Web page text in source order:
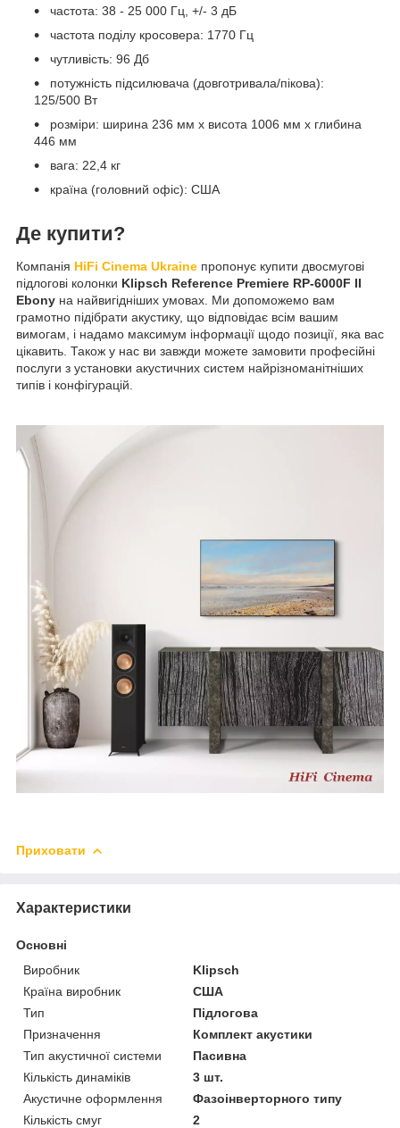
частота: 38 - 25 000 Гц, +/- 3 дБ
частота поділу кросовера: 1770 Гц
чутливість: 96 Дб
потужність підсилювача (довготривала/пікова):
125/500 Вт
розміри: ширина 236 мм х висота 1006 мм х глибина
446 мм
вага: 22,4 кг
країна (головний офіс): США
Де купити?
Компанія HiFi Cinema Ukraine пропонує купити двосмугові
підлогові колонки Klipsch Reference Premiere RP-6000F II
Ebony на найвигідніших умовах. Ми допоможемо вам
грамотно підібрати акустику, що відповідає всім вашим
вимогам, і надамо максимум інформації щодо позиції, яка вас
цікавить. Також у нас ви завжди можете замовити професійні
послуги з установки акустичних систем найрізноманітніших
типів і конфігурацій.
Приховати
Характеристики
Основні
Виробник
Klipsch
Країна виробник
США
Тип
Підлогова
Призначення
Комплект акустики
Тип акустичної системи
Пасивна
Кількість динаміків
3 шт.
Акустичне оформлення
Фазоінверторного типу
Кількість смуг
2